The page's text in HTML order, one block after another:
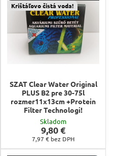
Krištáľovo čistá voda!
SZAT Clear Water Original
PLUS B2 pre 30-75l
rozmer11x13cm +Protein
Filter Technologi!
Skladom
9,80 €
7,97 € bez DPH